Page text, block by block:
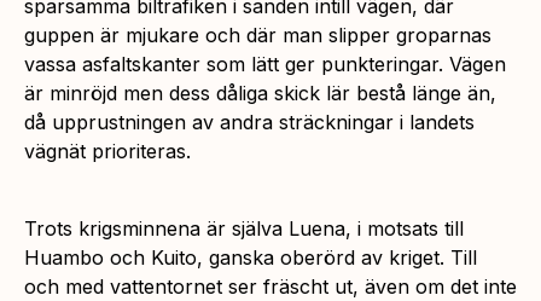
sparsamma biltrafiken i sanden intill vägen, där
guppen är mjukare och där man slipper groparnas
vassa asfaltskanter som lätt ger punkteringar. Vägen
är minröjd men dess dåliga skick lär bestå länge än,
då upprustningen av andra sträckningar i landets
vägnät prioriteras.
Trots krigsminnena är själva Luena, i motsats till
Huambo och Kuito, ganska oberörd av kriget. Till
och med vattentornet ser fräscht ut, även om det inte